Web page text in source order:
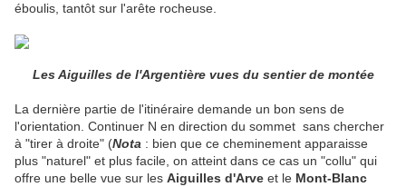
éboulis, tantôt sur l'arête rocheuse.
Les Aiguilles de l'Argentière vues du sentier de montée
La dernière partie de l'itinéraire demande un bon sens de
l'orientation. Continuer N en direction du sommet sans chercher
à "tirer à droite" (Nota : bien que ce cheminement apparaisse
plus "naturel" et plus facile, on atteint dans ce cas un "collu" qui
offre une belle vue sur les Aiguilles d'Arve et le Mont-Blanc